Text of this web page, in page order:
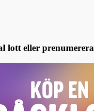
lott eller prenumerera